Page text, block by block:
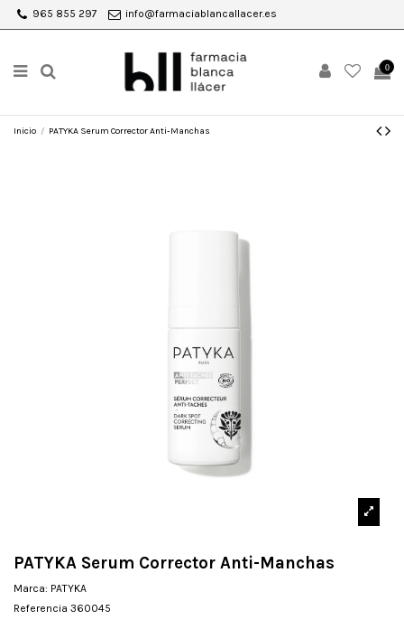
965 855 297 info@farmaciablancallacer.es
0
Inicio PATYKA Serum Corrector Anti-Manchas
PATYKA Serum Corrector Anti-Manchas
Marca: PATYKA
Referencia 360045